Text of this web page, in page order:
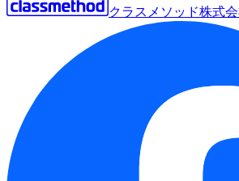
クラスメソッド株式